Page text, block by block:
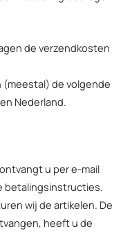
de verzendkosten
(meestal) de volgende
Nederland.
u per e-mail
betalingsinstructies.
wij de artikelen. De
heeft u de